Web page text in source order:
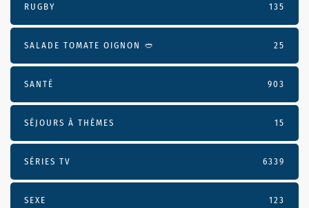
RUGBY 135
SALADE TOMATE OIGNON 🥙 25
SANTÉ 903
SÉJOURS À THÈMES 15
SÉRIES TV 6339
SEXE 123